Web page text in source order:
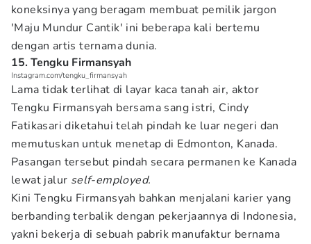
koneksinya yang beragam membuat pemilik jargon
'Maju Mundur Cantik' ini beberapa kali bertemu
dengan artis ternama dunia.
15. Tengku Firmansyah
Instagram.com/tengku_firmansyah
Lama tidak terlihat di layar kaca tanah air, aktor
Tengku Firmansyah bersama sang istri, Cindy
Fatikasari diketahui telah pindah ke luar negeri dan
memutuskan untuk menetap di Edmonton, Kanada.
Pasangan tersebut pindah secara permanen ke Kanada
lewat jalur self-employed.
Kini Tengku Firmansyah bahkan menjalani karier yang
berbanding terbalik dengan pekerjaannya di Indonesia,
yakni bekerja di sebuah pabrik manufaktur bernama